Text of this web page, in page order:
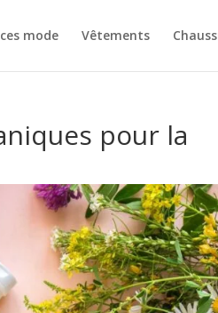
mode Vêtements
pour la